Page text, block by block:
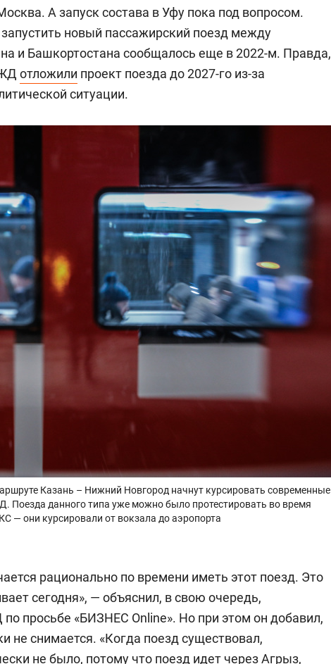
А запуск состава в Уфу пока под вопросом.
запустить новый пассажирский поезд между
и Башкортостана сообщалось еще в 2022-м. Правда,
отложили проект поезда до 2027-го из-за
ситуации.
Казань – Нижний Новгород начнут курсировать современные
Поезда данного типа уже можно было протестировать во время
— они курсировали от вокзала до аэропорта
рационально по времени иметь этот поезд. Это
сегодня», — объяснил, в свою очередь,
просьбе «БИЗНЕС Online». Но при этом он добавил,
не снимается. «Когда поезд существовал,
не было, потому что поезд идет через Агрыз,